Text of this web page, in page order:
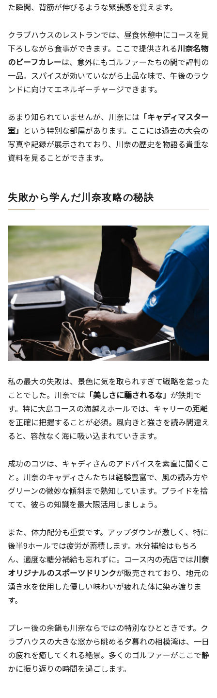
た瞬間、背筋が伸びるような緊張感を覚えます。
クラブハウスのレストランでは、昼食休憩中にコースを見
下ろしながら食事ができます。ここで提供される川奈名物
のビーフカレーは、意外にもゴルファーたちの間で評判の
一品。スパイスが効いていながら上品な味で、午後のラウ
ンドに向けてエネルギーチャージできます。
あまり知られていませんが、川奈には 「キャディマスター
室」 という特別な部屋があります。ここには過去の大会の
写真や記録が展示されており、川奈の歴史を物語る貴重な
資料を見ることができます。
失敗から学んだ川奈攻略の秘訣
私の最大の失敗は、景色に気を取られすぎて戦略を怠った
ことでした。川奈では 「美しさに騙されるな」 が鉄則で
す。特に大島コースの海越えホールでは、キャリーの距離
を正確に把握することが必須。風向きと強さを読み間違え
ると、容赦なく海に吸い込まれていきます。
成功のコツは、キャディさんのアドバイスを素直に聞くこ
と。川奈のキャディさんたちは経験豊富で、風の読み方や
グリーンの微妙な傾斜まで熟知しています。プライドを捨
てて、彼らの知識を最大限活用しましょう。
また、体力配分も重要です。アップダウンが激しく、特に
後半9ホールでは疲労が蓄積します。水分補給はもちろ
ん、適度な糖分補給も忘れずに。コース内の売店では川奈
オリジナルのスポーツドリンクが販売されており、地元の
湧き水を使用した優しい味わいが疲れた体に染み渡りま
す。
プレー後の余韻も川奈ならではの特別なひとときです。ク
ラブハウスの大きな窓から眺める夕暮れの相模湾は、一日
の疲れを癒してくれる絶景。多くのゴルファーがここで静
かに振り返りの時間を過ごします。